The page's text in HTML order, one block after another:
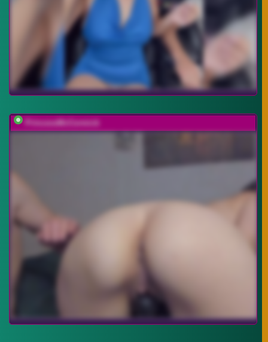
PrincessMcCormick